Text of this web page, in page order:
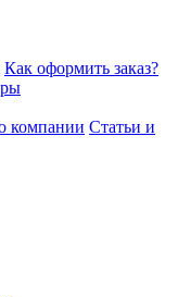
Как оформить заказ?
компании Статьи и